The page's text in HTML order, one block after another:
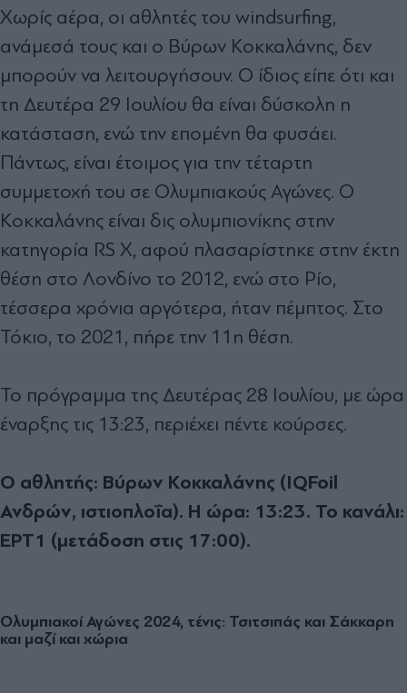
Χωρίς αέρα, οι αθλητές του windsurfing,
ανάμεσά τους και ο Βύρων Κοκκαλάνης, δεν
μπορούν να λειτουργήσουν. Ο ίδιος είπε ότι και
τη Δευτέρα 29 Ιουλίου θα είναι δύσκολη η
κατάσταση, ενώ την επομένη θα φυσάει.
Πάντως, είναι έτοιμος για την τέταρτη
συμμετοχή του σε Ολυμπιακούς Αγώνες. Ο
Κοκκαλάνης είναι δις ολυμπιονίκης στην
κατηγορία RS X, αφού πλασαρίστηκε στην έκτη
θέση στο Λονδίνο το 2012, ενώ στο Ρίο,
τέσσερα χρόνια αργότερα, ήταν πέμπτος. Στο
Τόκιο, το 2021, πήρε την 11η θέση.
Το πρόγραμμα της Δευτέρας 28 Ιουλίου, με ώρα
έναρξης τις 13:23, περιέχει πέντε κούρσες.
Ο αθλητής: Βύρων Κοκκαλάνης (IQFoil
Ανδρών, ιστιοπλοΐα). Η ώρα: 13:23. Το κανάλι:
ΕΡΤ1 (μετάδοση στις 17:00).
Ολυμπιακοί Αγώνες 2024, τένις: Τσιτσιπάς και Σάκκαρη
και μαζί και χώρια